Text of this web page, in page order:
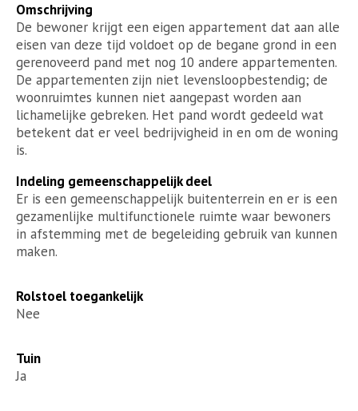
Omschrijving
De bewoner krijgt een eigen appartement dat aan alle
eisen van deze tijd voldoet op de begane grond in een
gerenoveerd pand met nog 10 andere appartementen.
De appartementen zijn niet levensloopbestendig; de
woonruimtes kunnen niet aangepast worden aan
lichamelijke gebreken. Het pand wordt gedeeld wat
betekent dat er veel bedrijvigheid in en om de woning
is.
Indeling gemeenschappelijk deel
Er is een gemeenschappelijk buitenterrein en er is een
gezamenlijke multifunctionele ruimte waar bewoners
in afstemming met de begeleiding gebruik van kunnen
maken.
Rolstoel toegankelijk
Nee
Tuin
Ja